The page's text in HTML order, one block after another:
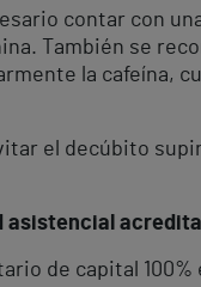
contar con
También se
la cafeína,
el decúbito
asistencial
de capital 100%